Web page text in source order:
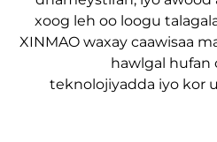
xoog leh oo
XINMAO waxay
teknolojiyadda